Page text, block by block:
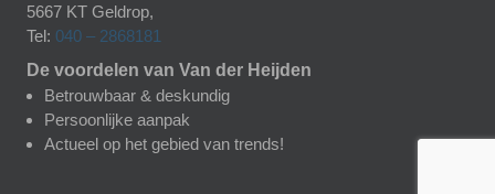
5667 KT Geldrop,
Tel: 040 – 2868181
De voordelen van Van der Heijden
Betrouwbaar & deskundig
Persoonlijke aanpak
Actueel op het gebied van trends!